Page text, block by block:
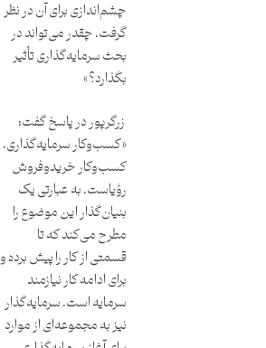
چشم‌اندازی برای آن در نظر
گرفت، چقدر می‌تواند در
بحث سرمایه‌گذاری تأثیر
بگذارد؟»
زرگرپور در پاسخ گفت:
«کسب‌وکار سرمایه‌گذاری،
کسب‌وکار خریدوفروش
رؤیاست. به عبارتی یک
بنیان‌گذار این موضوع را
مطرح می‌کند که تا
قسمتی از کار را پیش برده و
برای ادامه کار نیازمند
سرمایه است. سرمایه‌گذار
نیز به مجموعه‌ای از موارد